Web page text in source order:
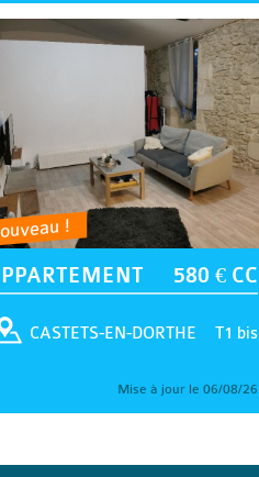
!
580 € CC
T1 bis
CASTETS-EN-DORTHE
Mise à jour le 06/08/26